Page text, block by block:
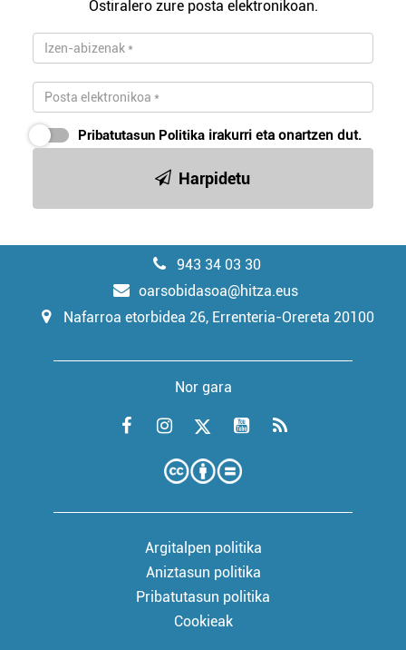
Ostiralero zure posta elektronikoan.
Pribatutasun Politika irakurri eta onartzen dut.
Harpidetu
943 34 03 30
oarsobidasoa@hitza.eus
Nafarroa etorbidea 26, Errenteria-Orereta 20100
Nor gara
Argitalpen politika
Aniztasun politika
Pribatutasun politika
Cookieak